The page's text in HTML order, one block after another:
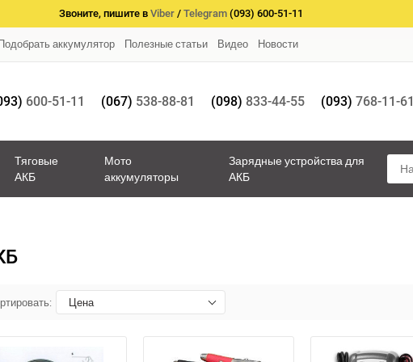
Звоните, пишите в Viber / Telegram (093) 600-51-11
аккумулятор Полезные статьи Видео Новости
600-51-11 (067) 538-88-81 (098) 833-44-55 (093) 768-11-61
Тяговые
АКБ
Мото
аккумуляторы
Зарядные устройства для
АКБ
Цена